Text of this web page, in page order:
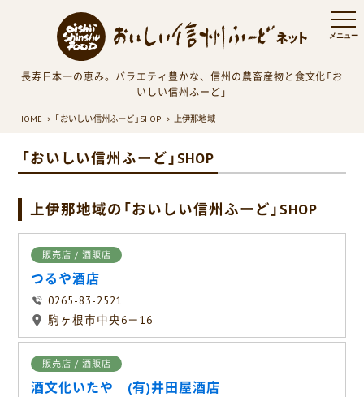
長寿日本一の恵み。バラエティ豊かな、信州の農畜産物と食文化「お
いしい信州ふーど」
HOME 「おいしい信州ふーど」SHOP 上伊那地域
「おいしい信州ふーど」SHOP
上伊那地域の「おいしい信州ふーど」SHOP
販売店 / 酒販店
つるや酒店
0265-83-2521
駒ヶ根市中央6－16
販売店 / 酒販店
酒文化いたや (有)井田屋酒店